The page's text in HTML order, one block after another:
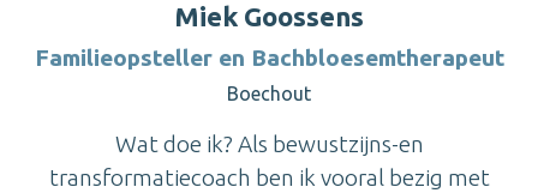
Miek Goossens
Familieopsteller en Bachbloesemtherapeut
Boechout
Wat doe ik? Als bewustzijns-en
transformatiecoach ben ik vooral bezig met